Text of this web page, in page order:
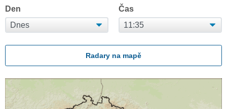
Den Čas
Radary na mapě